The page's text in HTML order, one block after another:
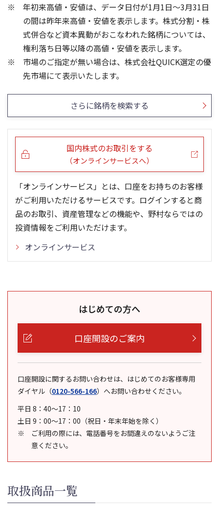
13週移動平均 26週移動平均 出来高(百万)
1,000
3,000
5,000
6,000
0
3
5ヶ月移動平均 25ヶ月移動平均 出来高(百万)
1,000
3,000
5,000
6,000
0
2
4
年初来高値・安値は、データ日付が1月1日～3月31日
の間は昨年来高値・安値を表示します。株式分割・株
式併合など資本異動がおこなわれた銘柄については、
権利落ち日等以降の高値・安値を表示します。
市場のご指定が無い場合は、株式会社QUICK選定の優
先市場にて表示いたします。
さらに銘柄を検索する
国内株式のお取引をする
（オンラインサービスへ）
「オンラインサービス」とは、口座をお持ちのお客様
がご利用いただけるサービスです。ログインすると商
品のお取引、資産管理などの機能や、野村ならではの
投資情報をご利用いただけます。
オンラインサービス
はじめての方へ
口座開設のご案内
口座開設に関するお問い合わせは、はじめてのお客様専用
ダイヤル （0120-566-166） へお問い合わせください。
平日 8：40～17：10
土日 9：00～17：00（祝日・年末年始を除く）
ご利用の際には、電話番号をお間違えのないようご注
意ください。
取扱商品一覧